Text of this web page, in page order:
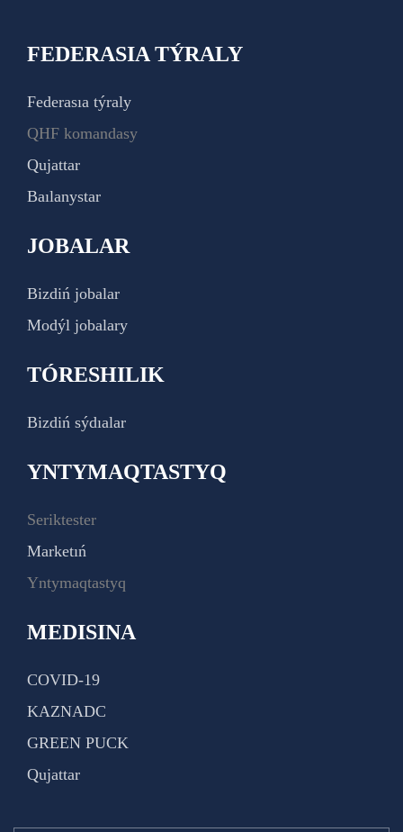
FEDERASIA TÝRALY
Federasıa týraly
QHF komandasy
Qujattar
Baılanystar
JOBALAR
Bizdiń jobalar
Modýl jobalary
TÓRESHILIK
Bizdiń sýdıalar
YNTYMAQTASTYQ
Seriktester
Marketıń
Yntymaqtastyq
MEDISINA
COVID-19
KAZNADC
GREEN PUCK
Qujattar